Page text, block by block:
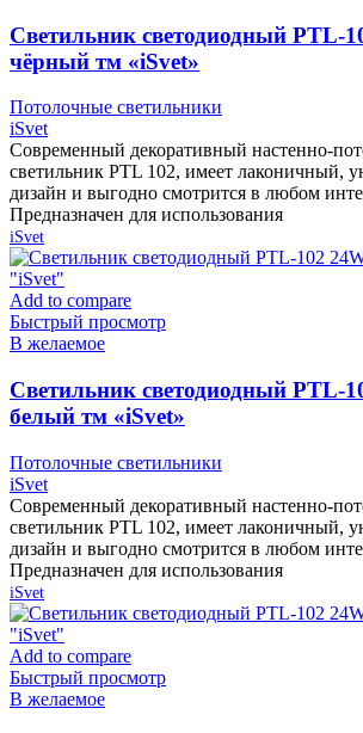
Cветильник светодиодный PTL-
чёрный тм «iSvet»
Потолочные светильники
iSvet
Современный декоративный настенно-
светильник PTL 102, имеет лаконичный,
дизайн и выгодно смотрится в любом
Предназначен для использования
iSvet
Add to compare
Быстрый просмотр
В желаемое
Cветильник светодиодный PTL-
белый тм «iSvet»
Потолочные светильники
iSvet
Современный декоративный настенно-
светильник PTL 102, имеет лаконичный,
дизайн и выгодно смотрится в любом
Предназначен для использования
iSvet
Add to compare
Быстрый просмотр
В желаемое